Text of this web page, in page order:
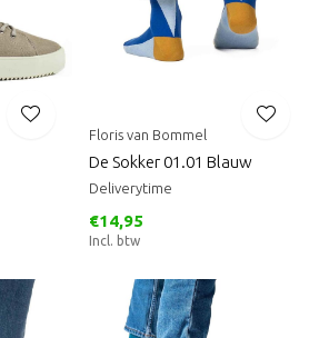
Floris van Bommel
De Sokker 01.01 Blauw
Deliverytime
€14,95
Incl. btw